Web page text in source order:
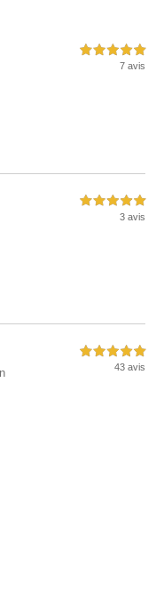
5,0 étoiles sur 5
7 avis
5,0 étoiles sur 5
3 avis
5,0 étoiles sur 5
43 avis